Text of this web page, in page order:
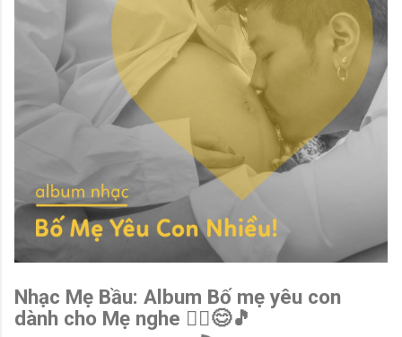
Nhạc Mẹ Bầu: Album Bố mẹ yêu con
dành cho Mẹ nghe 🧘‍♀️😊🎵